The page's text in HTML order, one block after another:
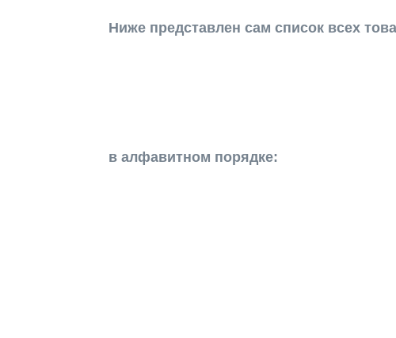
Ниже представлен сам список всех
в алфавитном порядке: